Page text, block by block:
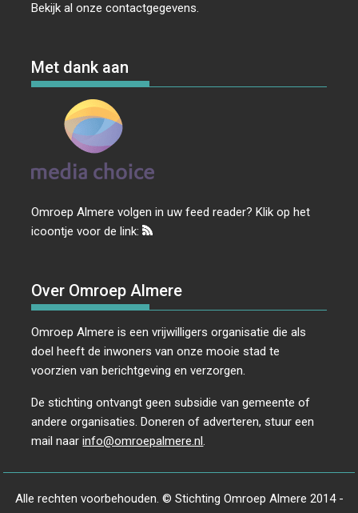
Bekijk al onzecontactgegevens.
Met dank aan
Omroep Almere volgen in uw feed reader? Klik op het
icoontje voor de link:
Over Omroep Almere
Omroep Almere is een vrijwilligers organisatie die als
doel heeft de inwoners van onze mooie stad te
voorzien van berichtgeving en verzorgen.
De stichting ontvangt geen subsidie van gemeente of
andere organisaties. Doneren of adverteren, stuur een
mail naarinfo@omroepalmere.nl.
Alle rechten voorbehouden. © Stichting Omroep Almere 2014 -